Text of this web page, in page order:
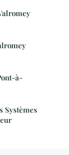
à-
Systèmes